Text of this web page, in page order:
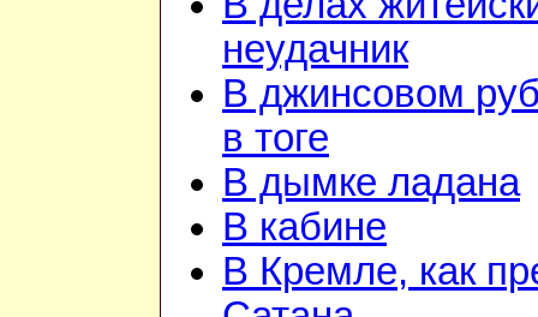
неудачник
В джинсовом
в тоге
В дымке ладана
В кабине
В Кремле, как